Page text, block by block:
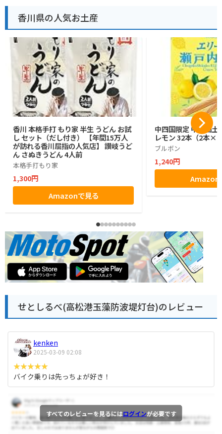
香川県の人気お土産
香川 本格手打 もり家 半生 うどん お試
し セット（だし付き） 【年間15万人
が訪れる香川屈指の人気店】 讃岐うど
ん さぬきうどん 4人前
本格手打もり家
1,300円
Amazonで見る
中四国限定 中四国土
レモン 32本（2本
ブルボン
1,240円
Amazon
せとしるべ(高松港玉藻防波堤灯台)のレビュー
kenken
2025-03-09 02:08
バイク乗りは先っちょが好き！
すべてのレビューを見るにはログインが必要です